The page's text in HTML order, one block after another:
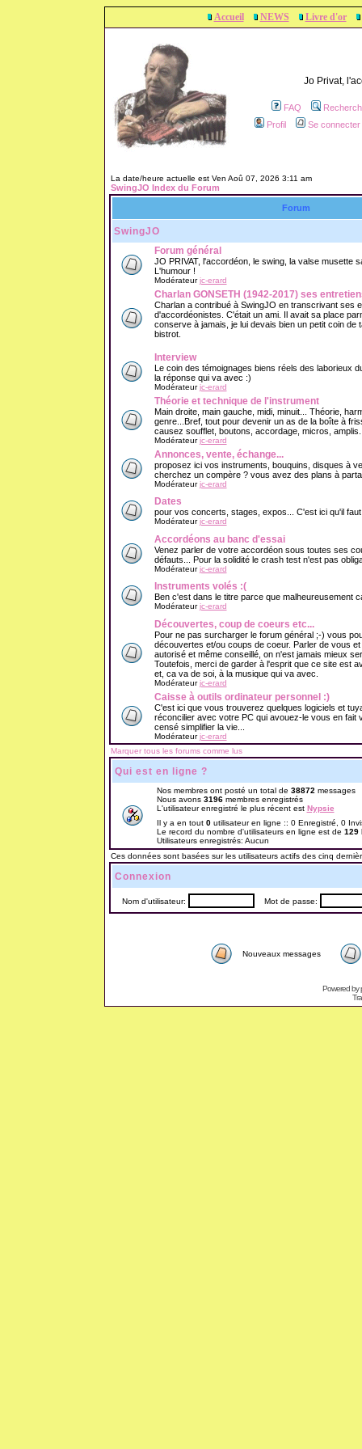
Accueil NEWS Livre d'or
Jo Privat,
FAQ
Profil
Se
La date/heure actuelle est Ven Aoû 07, 2026 3:11 am
SwingJO Index du Forum
Forum
SwingJO
Forum général
JO PRIVAT, l'accordéon, le swing, la valse musette
L'humour !
Modérateurjc-erard
Charlan GONSETH (1942-2017) ses
Charlan a contribué à SwingJO en transcrivant ses
d'accordéonistes. C'était un ami. Il avait sa place
conserve à jamais, je lui devais bien un petit coin de
bistrot.
Interview
Le coin des témoignages biens réels des laborieux
la réponse qui va avec :)
Modérateurjc-erard
Théorie et technique de l'instrument
Main droite, main gauche, midi, minuit... Théorie,
genre...Bref, tout pour devenir un as de la boîte à
causez soufflet, boutons, accordage, micros,
Modérateurjc-erard
Annonces, vente, échange...
proposez ici vos instruments, bouquins, disques à
cherchez un compère ? vous avez des plans à
Modérateurjc-erard
Dates
pour vos concerts, stages, expos... C'est ici qu'il
Modérateurjc-erard
Accordéons au banc d'essai
Venez parler de votre accordéon sous toutes ses
défauts... Pour la solidité le crash test n'est pas
Modérateurjc-erard
Instruments volés :(
Ben c'est dans le titre parce que malheureusement
Modérateurjc-erard
Découvertes, coup de coeurs etc...
Pour ne pas surcharger le forum général ;-) vous
découvertes et/ou coups de coeur. Parler de vous
autorisé et même conseillé, on n'est jamais mieux
Toutefois, merci de garder à l'esprit que ce site est
et, ca va de soi, à la musique qui va avec.
Modérateurjc-erard
Caisse à outils ordinateur personnel :)
C'est ici que vous trouverez quelques logiciels et
réconcilier avec votre PC qui avouez-le vous en fait
censé simplifier la vie...
Modérateurjc-erard
Marquer tous les forums comme lus
Qui est en ligne ?
Nos membres ont posté un total de 38872 messages
Nous avons 3196membres enregistrés
L'utilisateur enregistré le plus récent est Nypsie
Il y a en tout 0utilisateur en ligne :: 0 Enregistré, 0
Le record du nombre d'utilisateurs en ligne est de 129
Utilisateurs enregistrés: Aucun
Ces données sont basées sur les utilisateurs actifs des cinq
Connexion
Nom d'utilisateur: Mot de passe:
Nouveaux messages
Powered by